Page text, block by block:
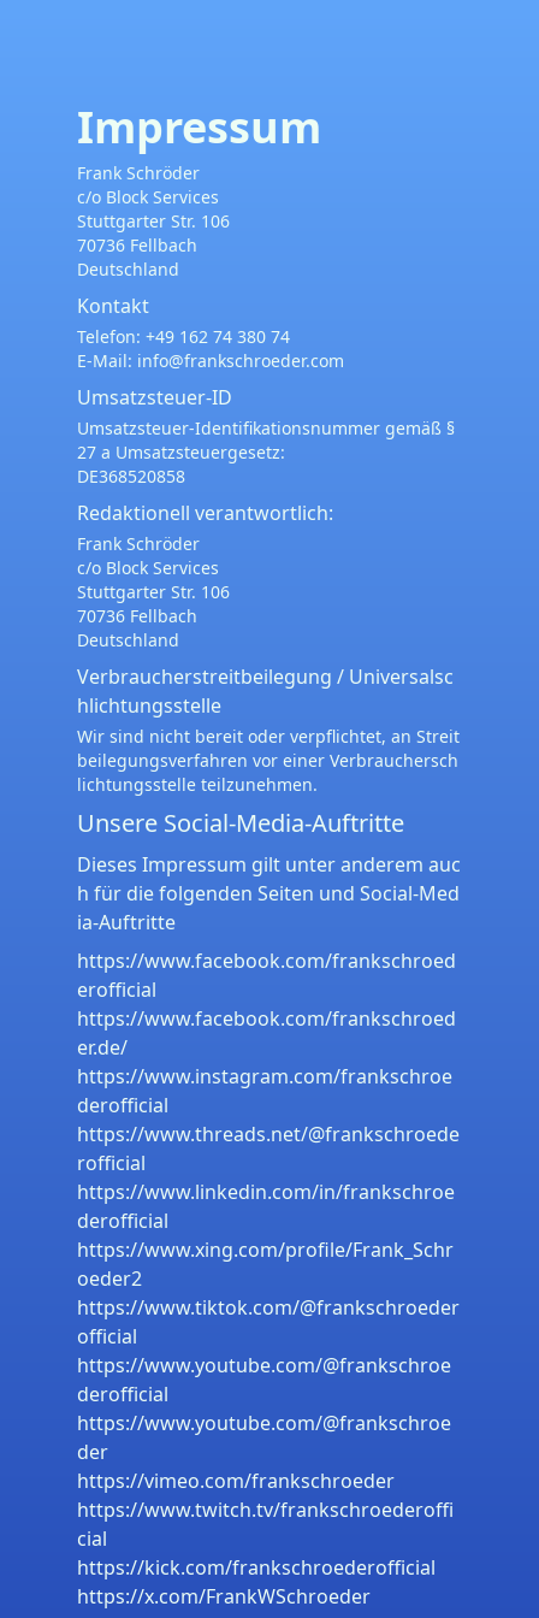
Impressum
Frank Schröder
c/o Block Services
Stuttgarter Str. 106
70736 Fellbach
Deutschland
Kontakt
Telefon: +49 162 74 380 74
E-Mail: info@frankschroeder.com
Umsatzsteuer-ID
Umsatzsteuer-Identifikationsnummer gemäß §
27 a Umsatzsteuergesetz:
DE368520858
Redaktionell verantwortlich:
Frank Schröder
c/o Block Services
Stuttgarter Str. 106
70736 Fellbach
Deutschland
Verbraucher­streit­beilegung / Universal­sc
hlichtungs­stelle
Wir sind nicht bereit oder verpflichtet, an Streit
beilegungsverfahren vor einer Verbrauchersch
lichtungsstelle teilzunehmen.
Unsere Social-Media-Auftritte
Dieses Impressum gilt unter anderem auc
h für die folgenden Seiten und Social-Med
ia-Auftritte
https://www.facebook.com/frankschroed
erofficial
https://www.facebook.com/frankschroed
er.de/
https://www.instagram.com/frankschroe
derofficial
https://www.threads.net/@frankschroede
rofficial
https://www.linkedin.com/in/frankschroe
derofficial
https://www.xing.com/profile/Frank_Schr
oeder2
https://www.tiktok.com/@frankschroeder
official
https://www.youtube.com/@frankschroe
derofficial
https://www.youtube.com/@frankschroe
der
https://vimeo.com/frankschroeder
https://www.twitch.tv/frankschroederoffi
cial
https://kick.com/frankschroederofficial
https://x.com/FrankWSchroeder